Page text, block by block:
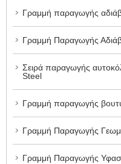
Γραμμή παραγωγής
Γραμμή Παραγωγής
Σειρά παραγωγής
Steel
Γραμμή παραγωγής
Γραμμή Παραγωγής
Γραμμή Παραγωγής